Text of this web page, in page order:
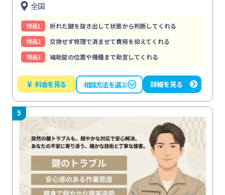
全国
特⻑1
折れた鍵を抜き出して状態から判断してくれる
特⻑2
交換せず修理で済ませて費用を抑えてくれる
特⻑3
補助錠の位置や機種まで助言してくれる
¥ 料金を見る 相談方法を選ぶ 詳細を見る
5